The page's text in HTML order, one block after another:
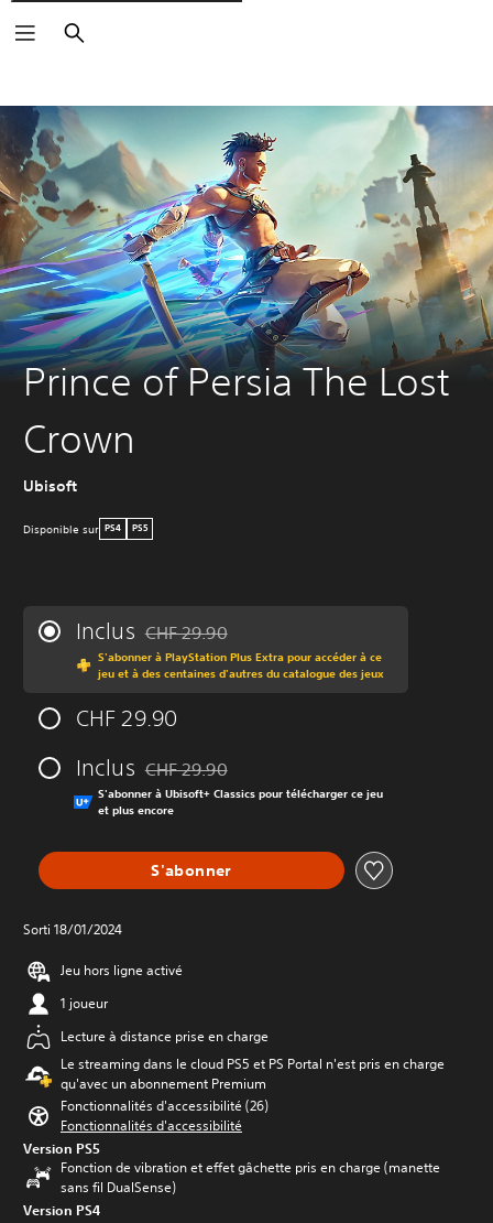
Rechercher
Prince of Persia The Lost
Crown
Ubisoft
Disponible sur PS4 PS5
Inclus Remise par rapport au prix d'origine de CHF
CHF 29.90
S'abonner à PlayStation Plus Extra pour accéder à ce
jeu et à des centaines d'autres du catalogue des jeux
CHF 29.90
Inclus Remise par rapport au prix d'origine de CHF
CHF 29.90
S'abonner à Ubisoft+ Classics pour télécharger ce jeu
et plus encore
S'abonner
Sorti 18/01/2024
Jeu hors ligne activé
1 joueur
Lecture à distance prise en charge
Le streaming dans le cloud PS5 et PS Portal n'est pris en charge
qu'avec un abonnement Premium
Fonctionnalités d'accessibilité (26)
Fonctionnalités d'accessibilité
Version PS5
Fonction de vibration et effet gâchette pris en charge (manette
sans fil DualSense)
Version PS4